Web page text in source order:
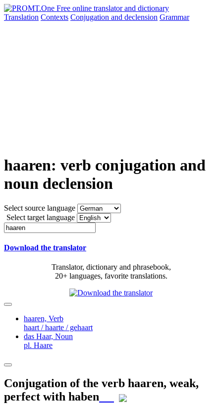
Translation Contexts Conjugation and declension Grammar
haaren: verb conjugation and
noun declension
Select source language
Select target language
Download the translator
Translator, dictionary and phrasebook,
20+ languages, favorite translations.
haaren, Verb
haart / haarte / gehaart
das Haar, Noun
pl. Haare
Conjugation of the verb haaren, weak,
perfect with haben